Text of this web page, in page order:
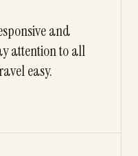
and
attention to all
easy.